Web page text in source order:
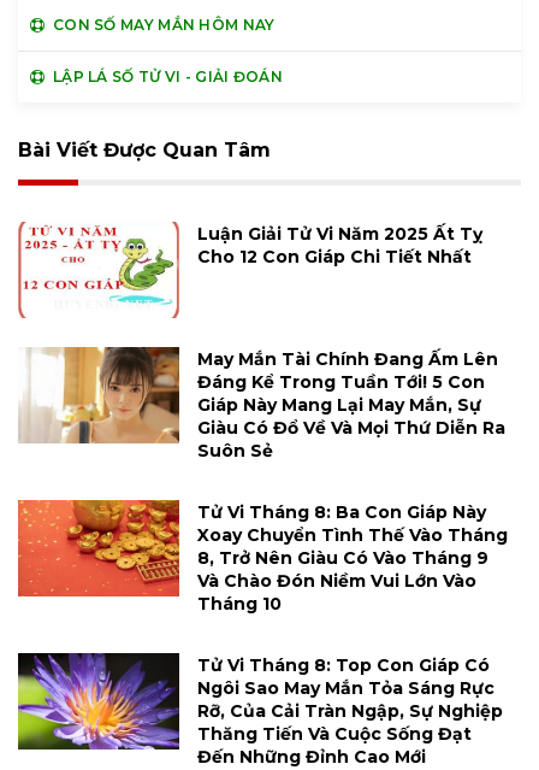
CON SỐ MAY MẮN HÔM NAY
LẬP LÁ SỐ TỬ VI - GIẢI ĐOÁN
Bài Viết Được Quan Tâm
Luận Giải Tử Vi Năm 2025 Ất Tỵ
Cho 12 Con Giáp Chi Tiết Nhất
May Mắn Tài Chính Đang Ấm Lên
Đáng Kể Trong Tuần Tới! 5 Con
Giáp Này Mang Lại May Mắn, Sự
Giàu Có Đổ Về Và Mọi Thứ Diễn Ra
Suôn Sẻ
Tử Vi Tháng 8: Ba Con Giáp Này
Xoay Chuyển Tình Thế Vào Tháng
8, Trở Nên Giàu Có Vào Tháng 9
Và Chào Đón Niềm Vui Lớn Vào
Tháng 10
Tử Vi Tháng 8: Top Con Giáp Có
Ngôi Sao May Mắn Tỏa Sáng Rực
Rỡ, Của Cải Tràn Ngập, Sự Nghiệp
Thăng Tiến Và Cuộc Sống Đạt
Đến Những Đỉnh Cao Mới